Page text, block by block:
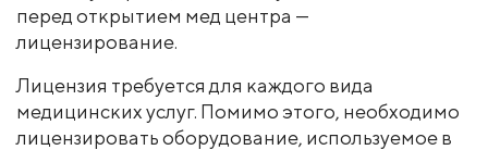
перед открытием мед центра —
лицензирование.
Лицензия требуется для каждого вида
медицинских услуг. Помимо этого, необходимо
лицензировать оборудование, используемое в